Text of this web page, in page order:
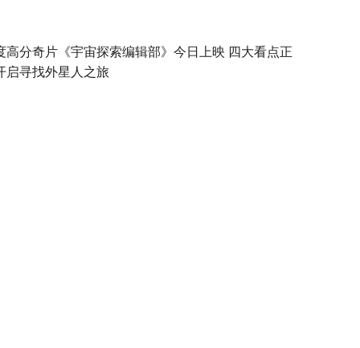
高分奇片《宇宙探索编辑部》今日上映 四大看点正
启寻找外星人之旅